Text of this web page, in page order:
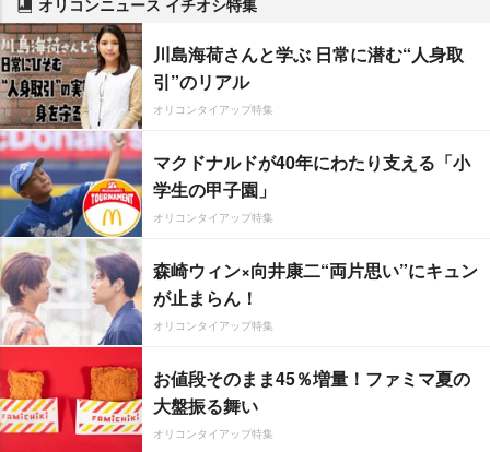
川島海荷さんと学ぶ 日常に潜む“人身取
引”のリアル
オリコンタイアップ特集
マクドナルドが40年にわたり支える「小
学生の甲子園」
オリコンタイアップ特集
森崎ウィン×向井康二“両片思い”にキュン
が止まらん！
オリコンタイアップ特集
お値段そのまま45％増量！ファミマ夏の
大盤振る舞い
オリコンタイアップ特集